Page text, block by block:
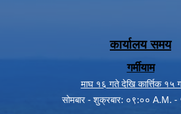
कार्यालय समय
गर्मीयाम
माघ १६ गते देखि कार्त्तिक १५
सोमबार - शुक्रबार: ०९:०० A.M.